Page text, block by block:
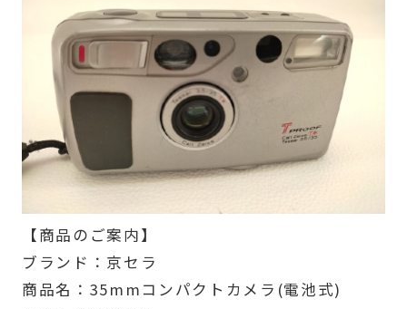
【商品のご案内】
ブランド：京セラ
商品名：35mmコンパクトカメラ(電池式)